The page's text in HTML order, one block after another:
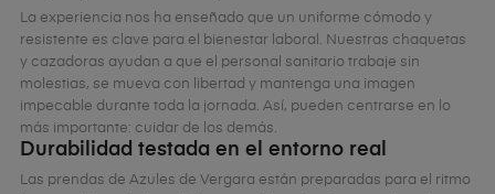
La experiencia nos ha enseñado que un uniforme cómodo y
resistente es clave para el bienestar laboral. Nuestras chaquetas
y cazadoras ayudan a que el personal sanitario trabaje sin
molestias, se mueva con libertad y mantenga una imagen
impecable durante toda la jornada. Así, pueden centrarse en lo
más importante: cuidar de los demás.
Durabilidad testada en el entorno real
Las prendas de Azules de Vergara están preparadas para el ritmo